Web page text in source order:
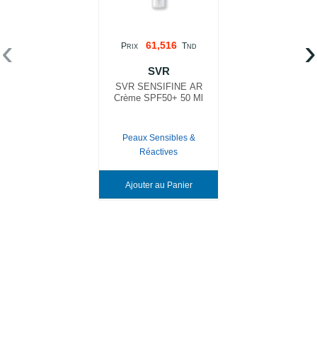
PRIX 61,516 TND
SVR
SVR SENSIFINE AR
Crème SPF50+ 50 Ml
Peaux Sensibles &
Réactives
Ajouter au Panier
‹ ›